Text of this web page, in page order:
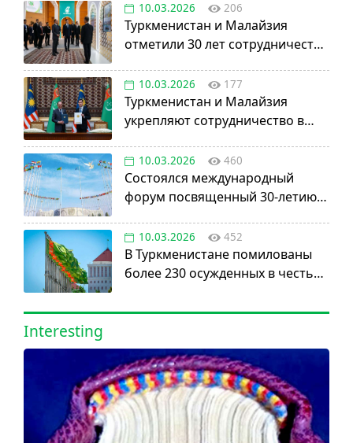
10.03.2026 206
Туркменистан и Малайзия
отметили 30 лет сотрудничества
10.03.2026 177
Туркменистан и Малайзия
укрепляют сотрудничество в
10.03.2026 460
Состоялся международный
форум посвященный 30-летию
нейтралитета
10.03.2026 452
В Туркменистане помилованы
более 230 осужденных в честь
Interesting